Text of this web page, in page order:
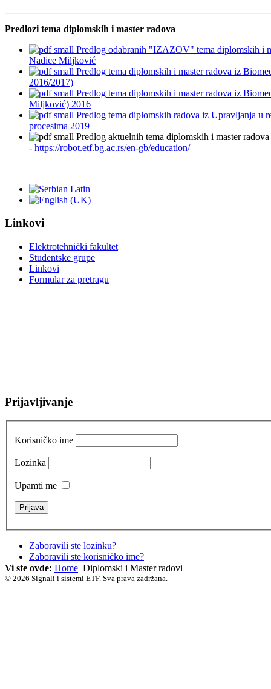
Predlozi tema diplomskih i master radova
Predlog odabranih "IZAZOV" tema diplomskih i
Nadice Miljković
Predlog tema diplomskih i master radova iz
2016/2017)
Predlog tema diplomskih i master radova iz
Miljković) 2016
Predlog tema diplomskih radova iz Upravljanja u
procesima 2019
Predlog aktuelnih tema diplomskih i master
- https://robot.etf.bg.ac.rs/en-gb/education/
Linkovi
Elektrotehnički fakultet
Studentske grupe
Linkovi
Formular za pretragu
Prijavljivanje
Korisničko ime
Lozinka
Upamti me
Zaboravili ste lozinku?
Zaboravili ste korisničko ime?
Vi ste ovde: Home Diplomski i Master radovi
© 2026 Signali i sistemi ETF. Sva prava zadržana.